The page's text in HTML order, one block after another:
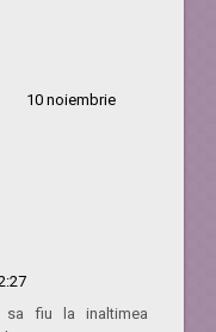
10 noiembrie
sa fiu la inaltimea